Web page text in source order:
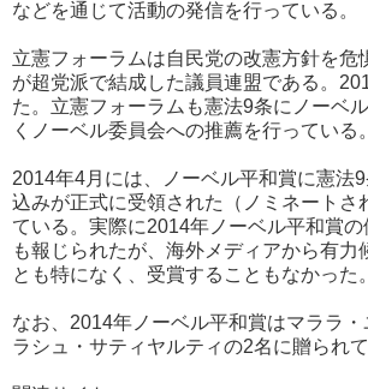
などを通じて活動の発信を行っている。
立憲フォーラムは自民党の改憲方針を危
が超党派で結成した議員連盟である。
た。立憲フォーラムも憲法9条にノーベ
くノーベル委員会への推薦を行っている。
2014年4月には、ノーベル平和賞に憲法
込みが正式に受領された（ノミネートさ
ている。実際に2014年ノーベル平和賞の
も報じられたが、海外メディアから有力
とも特になく、受賞することもなかった。
なお、2014年ノーベル平和賞はマララ・
ラシュ・サティヤルティの2名に贈られて